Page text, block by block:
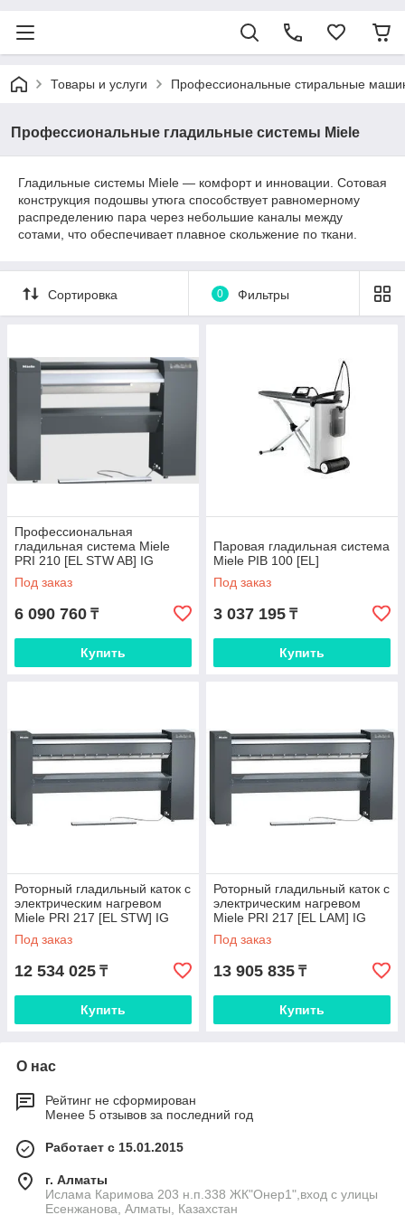
Товары и услуги Профессиональные стиральные
Профессиональные гладильные системы Miele
Гладильные системы Miele — комфорт и инновации. Сотовая
конструкция подошвы утюга способствует равномерному
распределению пара через небольшие каналы между
сотами, что обеспечивает плавное скольжение по ткани.
Сортировка 0 Фильтры
Профессиональная
гладильная система Miele
PRI 210 [EL STW AB] IG
Под заказ
6 090 760 ₸
Купить
Паровая гладильная система
Miele PIB 100 [EL]
Под заказ
3 037 195 ₸
Купить
Роторный гладильный каток с
электрическим нагревом
Miele PRI 217 [EL STW] IG
Под заказ
12 534 025 ₸
Купить
Роторный гладильный каток с
электрическим нагревом
Miele PRI 217 [EL LAM] IG
Под заказ
13 905 835 ₸
Купить
О нас
Рейтинг не сформирован
Менее 5 отзывов за последний год
Работает с 15.01.2015
г. Алматы
Ислама Каримова 203 н.п.338 ЖК"Онер1",вход с улицы
Есенжанова, Алматы, Казахстан